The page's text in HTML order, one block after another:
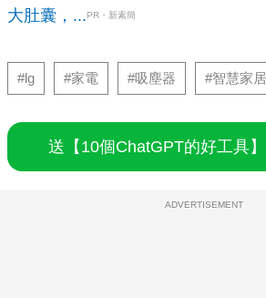
大肚囊，...PR・新素簡
#lg #家電 #吸塵器 #智慧家居
送【10個ChatGPT的好工具
ADVERTISEMENT